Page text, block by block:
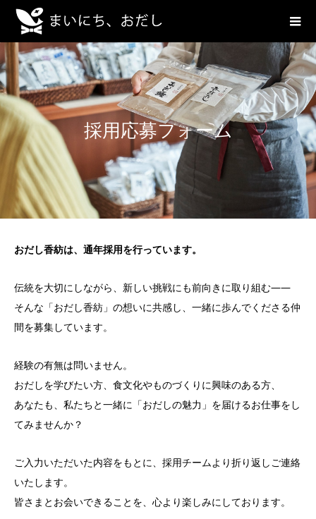
採用応募フォーム
おだし香紡は、通年採用を行っています。
伝統を大切にしながら、新しい挑戦にも前向きに取り組む——
そんな「おだし香紡」の想いに共感し、一緒に歩んでくださる仲
間を募集しています。
経験の有無は問いません。
おだしを学びたい方、食文化やものづくりに興味のある方、
あなたも、私たちと一緒に「おだしの魅力」を届けるお仕事をし
てみませんか？
ご入力いただいた内容をもとに、採用チームより折り返しご連絡
いたします。
皆さまとお会いできることを、心より楽しみにしております。